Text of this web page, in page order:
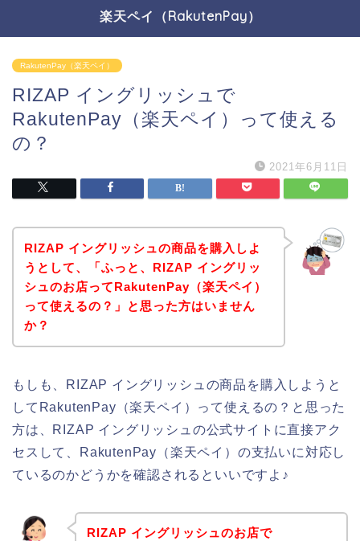
楽天ペイ（RakutenPay）
RakutenPay（楽天ペイ）
RIZAP イングリッシュで
RakutenPay（楽天ペイ）って使える
の？
2021年6月11日
RIZAP イングリッシュの商品を購入しよ
うとして、「ふっと、RIZAP イングリッ
シュのお店ってRakutenPay（楽天ペイ）
って使えるの？」と思った方はいません
か？
もしも、RIZAP イングリッシュの商品を購入しようと
してRakutenPay（楽天ペイ）って使えるの？と思った
方は、RIZAP イングリッシュの公式サイトに直接アク
セスして、RakutenPay（楽天ペイ）の支払いに対応し
ているのかどうかを確認されるといいですよ♪
RIZAP イングリッシュのお店で